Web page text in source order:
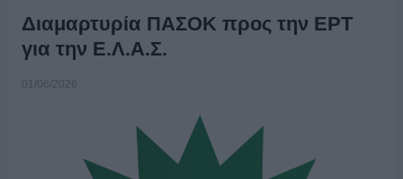
Διαμαρτυρία ΠΑΣΟΚ προς την ΕΡΤ
για την Ε.Λ.Α.Σ.
01/06/2026